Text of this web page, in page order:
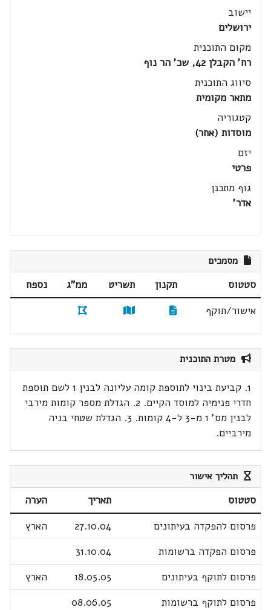
יישוב
ירושלים
מקום התוכנית
רח' הקבלן 42, שכ' הר נוף
סיווג התוכנית
מתאר מקומית
קטגוריה
מוסדות (אחר)
יזם
פרטי
גוף מתכנן
אדר'
מסמכים
סטטוס תקנון תשריט ממ"ג
נספח
אישור/תוקף
מטרת התוכנית
1. קביעת בינוי לתוספת קומה עליונה לבנין 1 לשם תוספת
חדרי פנימיה למוסד הקיים. 2. הגדלת מספר קומות מירבי
לבנין מס' 1 מ-3 ל-4 קומות. 3. הגדלת שטחי בניה
מירביים.
תהליך אישור
סטטוס תאריך
הערה
פרסום להפקדה בעיתונים
27.10.04
הארץ
פרסום הפקדה ברשומות
31.10.04
פרסום לתוקף בעיתונים
18.05.05
הארץ
פרסום לתוקף ברשומות
08.06.05